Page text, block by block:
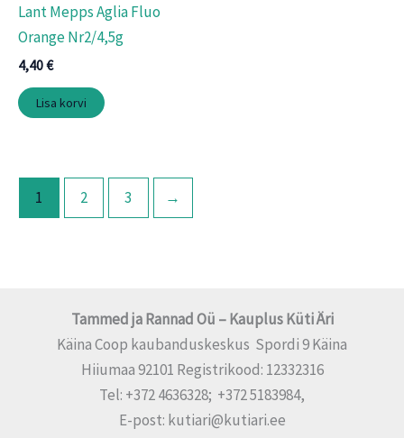
Lant Mepps Aglia Fluo
Orange Nr2/4,5g
4,40€
Lisa korvi
1 2 3 →
Tammed ja Rannad Oü – Kauplus Küti Äri
Käina Coop kaubanduskeskus Spordi 9 Käina
Hiiumaa 92101 Registrikood: 12332316
Tel: +372 4636328; +372 5183984,
E-post: kutiari@kutiari.ee